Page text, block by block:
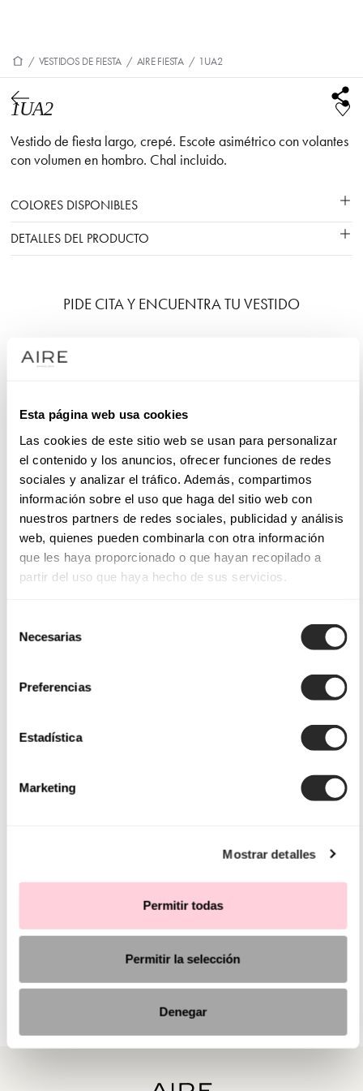
Esta página web usa cookies
Las cookies de este sitio web se usan para personalizar
el contenido y los anuncios, ofrecer funciones de redes
sociales y analizar el tráfico. Además, compartimos
información sobre el uso que haga del sitio web con
nuestros partners de redes sociales, publicidad y análisis
web, quienes pueden combinarla con otra información
que les haya proporcionado o que hayan recopilado a
partir del uso que haya hecho de sus servicios.
Necesarias
Preferencias
Estadística
Marketing
Mostrar detalles
Permitir todas
Permitir la selección
Denegar
/ VESTIDOS DE FIESTA / AIRE FIESTA / 1UA2
1UA2
Vestido de fiesta largo, crepé. Escote asimétrico con volantes
con volumen en hombro. Chal incluido.
COLORES DISPONIBLES
DETALLES DEL PRODUCTO
PIDE CITA Y ENCUENTRA TU VESTIDO